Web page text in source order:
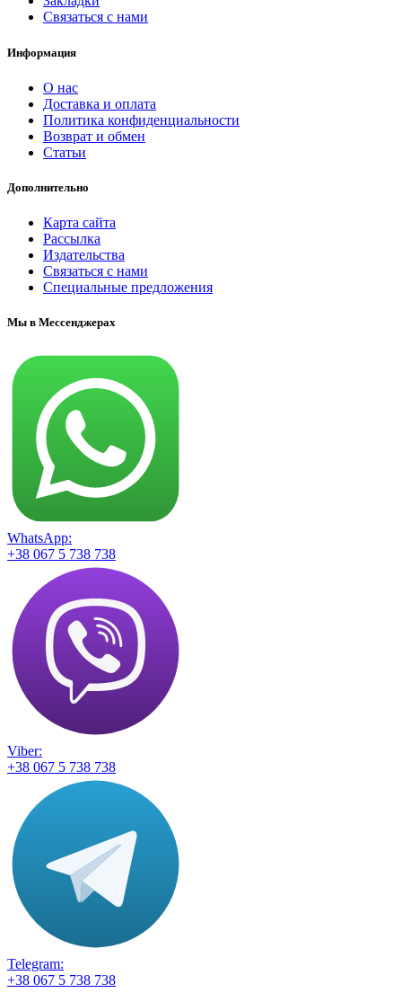
Связаться с нами
Информация
О нас
Доставка и оплата
Политика конфиденциальности
Возврат и обмен
Статьи
Дополнительно
Карта сайта
Рассылка
Издательства
Связаться с нами
Специальные предложения
Мы в Мессенджерах
WhatsApp:
+38 067 5 738 738
Viber:
+38 067 5 738 738
Telegram:
+38 067 5 738 738